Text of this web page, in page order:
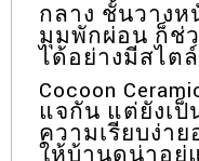
กลาง ชั้นวางห
มุมพักผ่อน ก็ช่
ได้อย่างมีสไตล์
Cocoon
แจกัน แต่ยังเ
ความเรียบง่า